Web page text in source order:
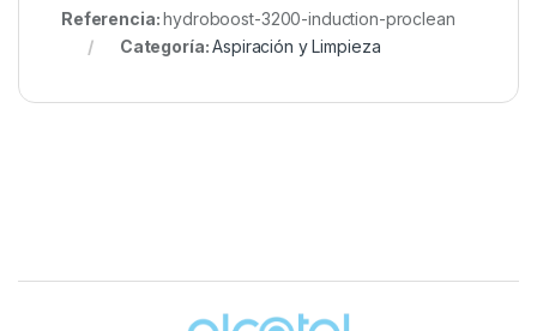
Referencia:hydroboost-3200-induction-proclean
Categoría:Aspiración y Limpieza
Brands Carousel